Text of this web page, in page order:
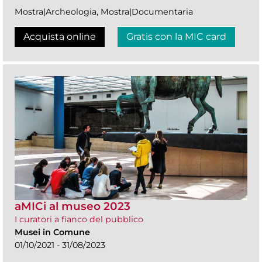
Mostra|Archeologia, Mostra|Documentaria
Acquista online Gratis con la MIC card
aMICi al museo 2023
I curatori a fianco del pubblico
Musei in Comune
01/10/2021 - 31/08/2023